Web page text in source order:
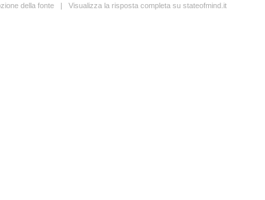
della fonte | Visualizza la risposta completa su stateofmind.it